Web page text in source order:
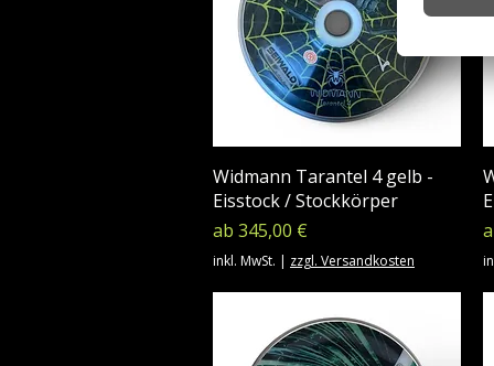
Widmann Tarantel 4 gelb -
Eisstock / Stockkörper
ab 345,00 €
Sale-Preis
inkl. MwSt. | zzgl. Versandkosten